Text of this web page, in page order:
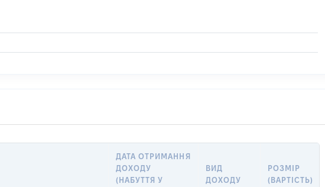
ДАТА ОТРИМАННЯ
ДОХОДУ
(НАБУТТЯ У
ВИД
ДОХОДУ
РОЗМІР
(ВАРТІСТЬ)